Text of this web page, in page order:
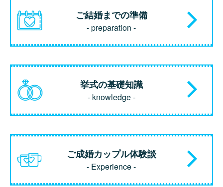
ご結婚までの準備
- preparation -
挙式の基礎知識
- knowledge -
ご成婚カップル体験談
- Experience -